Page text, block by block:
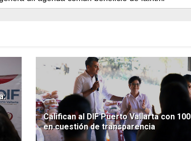
Califican al DIF Puerto Vallarta con 100
en cuestión de transparencia